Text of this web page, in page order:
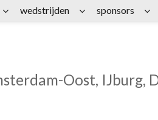
Oost, IJburg,
wedstrijden sponsors